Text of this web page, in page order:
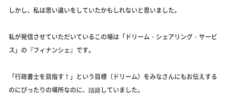
しかし、私は思い違いをしていたかもしれないと思いました。
私が発信させていただいているこの場は「ドリーム・シェアリング・サービ
ス」の『フィナンシェ』です。
「行政書士を目指す！」という目標（ドリーム）をみなさんにもお伝えする
のにぴったりの場所なのに、躊躇していました。